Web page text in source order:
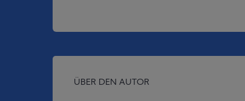
ÜBER DEN AUTOR